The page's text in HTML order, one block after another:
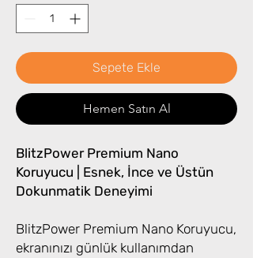
Sepete Ekle
Hemen Satın Al
BlitzPower Premium Nano
Koruyucu | Esnek, İnce ve Üstün
Dokunmatik Deneyimi
BlitzPower Premium Nano Koruyucu,
ekranınızı günlük kullanımdan